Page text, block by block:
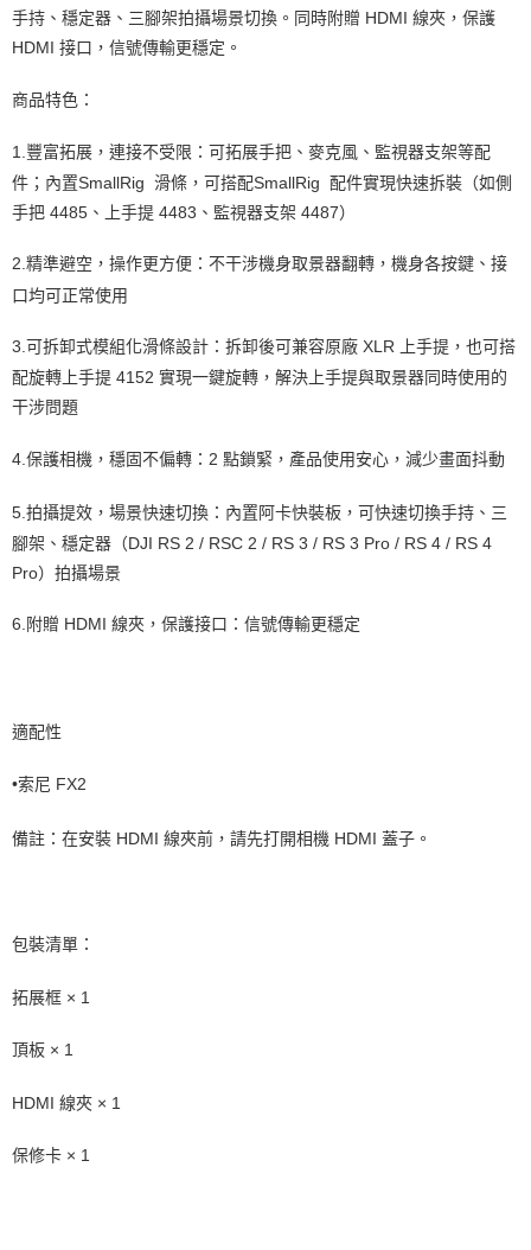
【注意事項】
易，需依本服務之必要範圍內提供個人資料，並將交易相關給付款項請求債
２．關於個人資料處理事宜，請瀏覽以下網址：
「AFTEE先享後付」，若未經同意申辦者引起之損失，本公司不負相關責
任。
４．使用「AFTEE先享後付」時，將依據個別帳號之用戶狀況，依本公司即
時審查核予不同之上限額度；若仍有額度不足之情形，本公司將視審查結果
５．嚴禁一人註冊多個帳號或使用他人資訊註冊。若發現惡意使用之情形，
恩沛科技股份有限公司將有權停止該用戶之使用額度並採取法律行動。
手持、穩定器、三腳架拍攝場景切換。同時附贈 HDMI 線夾，保護
HDMI 接口，信號傳輸更穩定。
商品特色：
1. 豐富拓展，連接不受限：可拓展手把、麥克風、監視器支架等配
件；內置SmallRig 滑條，可搭配SmallRig 配件實現快速拆裝（如側
手把 4485、上手提 4483、監視器支架 4487）
2.精準避空，操作更方便：不干涉機身取景器翻轉，機身各按鍵、接
口均可正常使用
3. 可拆卸式模組化滑條設計：拆卸後可兼容原廠 XLR 上手提，也可搭
配旋轉上手提 4152 實現一鍵旋轉，解決上手提與取景器同時使用的
干涉問題
4. 保護相機，穩固不偏轉：2 點鎖緊，產品使用安心，減少畫面抖動
5. 拍攝提效，場景快速切換：內置阿卡快裝板，可快速切換手持、三
腳架、穩定器（DJI RS 2 / RSC 2 / RS 3 / RS 3 Pro / RS 4 / RS 4
Pro）拍攝場景
6.附贈 HDMI 線夾，保護接口：信號傳輸更穩定
適配性
•索尼 FX2
備註：在安裝 HDMI 線夾前，請先打開相機 HDMI 蓋子。
包裝清單：
拓展框 × 1
頂板 × 1
HDMI 線夾 × 1
保修卡 × 1